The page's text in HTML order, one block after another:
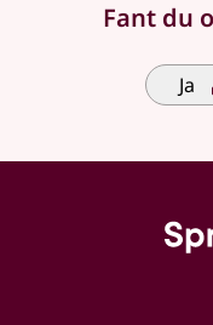
Fant du
Ja